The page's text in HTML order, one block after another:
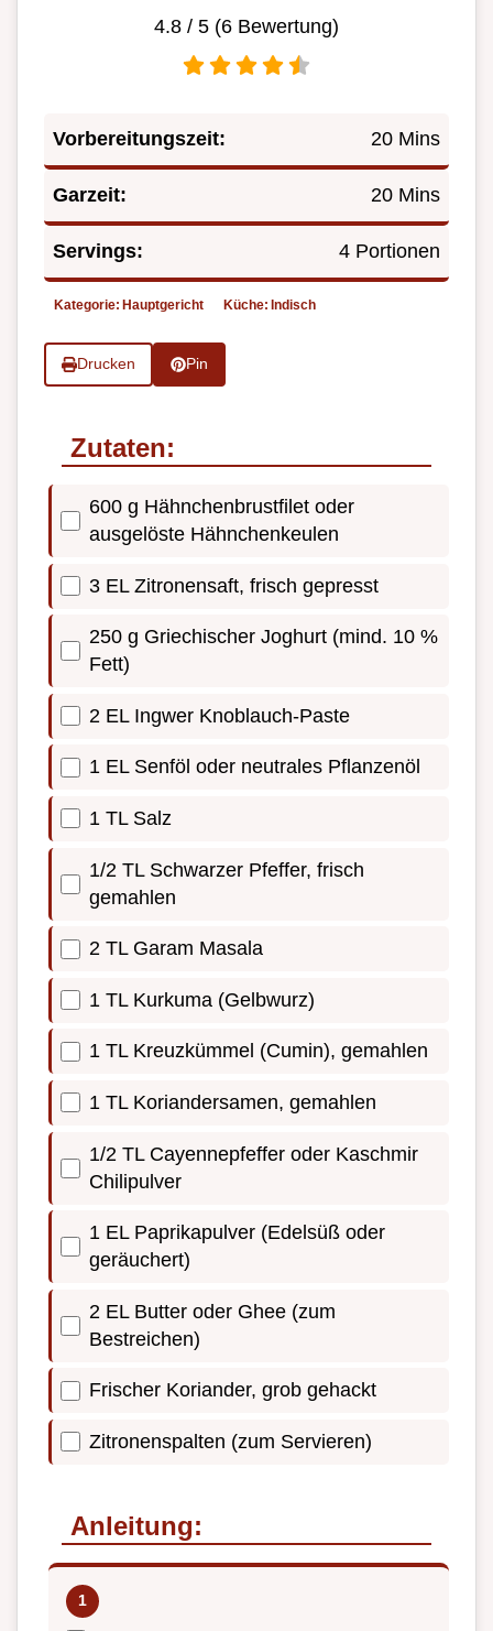
4.8 / 5 (6 Bewertung)
Vorbereitungszeit: 20 Mins
Garzeit: 20 Mins
Servings: 4 Portionen
Kategorie: Hauptgericht Küche: Indisch
Drucken Pin
Zutaten:
600 g Hähnchenbrustfilet oder
ausgelöste Hähnchenkeulen
3 EL Zitronensaft, frisch gepresst
250 g Griechischer Joghurt (mind. 10 %
Fett)
2 EL Ingwer Knoblauch-Paste
1 EL Senföl oder neutrales Pflanzenöl
1 TL Salz
1/2 TL Schwarzer Pfeffer, frisch
gemahlen
2 TL Garam Masala
1 TL Kurkuma (Gelbwurz)
1 TL Kreuzkümmel (Cumin), gemahlen
1 TL Koriandersamen, gemahlen
1/2 TL Cayennepfeffer oder Kaschmir
Chilipulver
1 EL Paprikapulver (Edelsüß oder
geräuchert)
2 EL Butter oder Ghee (zum
Bestreichen)
Frischer Koriander, grob gehackt
Zitronenspalten (zum Servieren)
Anleitung: